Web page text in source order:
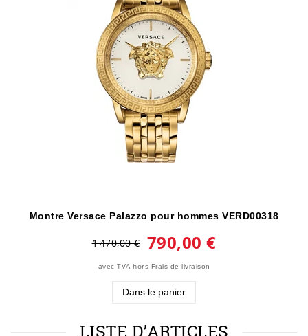
Montre Versace Palazzo pour hommes VERD00318
1 470,00 € 790,00 €
avec TVA hors Frais de livraison
Dans le panier
LISTE D’ARTICLES